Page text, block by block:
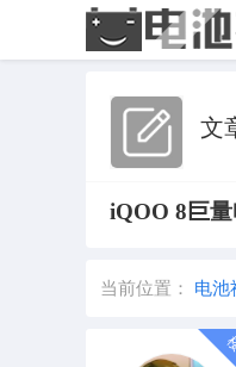
文
iQOO 8巨量
当前位置： 电池